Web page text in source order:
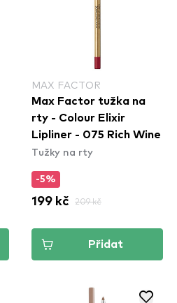
MAX FACTOR
Max Factor tužka na
rty - Colour Elixir
Lipliner - 075 Rich Wine
Tužky na rty
-5%
199 kč 209 kč
Přidat